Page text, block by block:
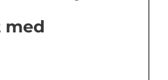
med